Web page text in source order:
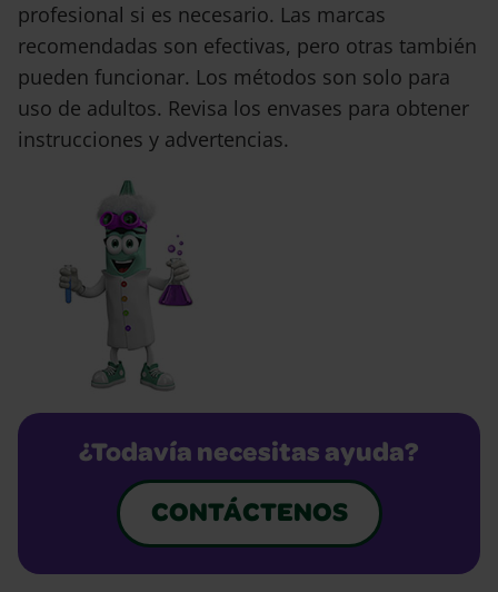
profesional si es necesario. Las marcas
recomendadas son efectivas, pero otras también
pueden funcionar. Los métodos son solo para
uso de adultos. Revisa los envases para obtener
instrucciones y advertencias.
¿Todavía necesitas ayuda?
CONTÁCTENOS